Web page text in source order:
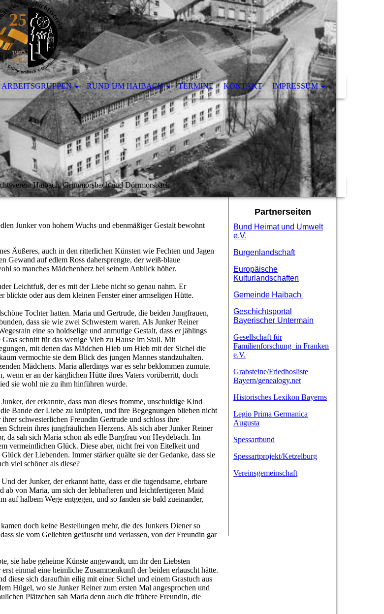
ARBEITSGRUPPEN RUND UM HAIBACH TERMINE KONTAKT IMPRESSUM
Haibach, Grünmorsbach und Dörrmorsbach
Junker von hohem Wuchs und ebenmäßiger Gestalt bewohnt
Äußeres, auch in den ritterlichen Künsten wie Fechten und Jagen
Gewand auf edlem Ross dahersprengte, der weiß-blaue
so manches Mädchenherz bei seinem Anblick höher.
Leichtfuß, der es mit der Liebe nicht so genau nahm. Er
oder aus dem kleinen Fenster einer armseligen Hütte.
Tochter hatten. Maria und Gertrude, die beiden Jungfrauen,
dass sie wie zwei Schwestern waren. Als Junker Reiner
eine so holdselige und anmutige Gestalt, dass er jählings
schnitt für das wenige Vieh zu Hause im Stall. Mit
mit denen das Mädchen Hieb um Hieb mit der Sichel die
vermochte sie dem Blick des jungen Mannes standzuhalten.
Mädchens. Maria allerdings war es sehr beklommen zumute.
wenn er an der kärglichen Hütte ihres Vaters vorüberritt, doch
sie wohl nie zu ihm hinführen wurde.
der erkannte, dass man dieses fromme, unschuldige Kind
Bande der Liebe zu knüpfen, und ihre Begegnungen blieben nicht
schwesterlichen Freundin Gertrude und schloss ihre
Schrein ihres jungfräulichen Herzens. Als sich aber Junker Reiner
da sah sich Maria schon als edle Burgfrau von Heydebach. Im
vermeintlichen Glück. Diese aber, nicht frei von Eitelkeit und
der Liebenden. Immer stärker quälte sie der Gedanke, dass sie
viel schöner als diese?
der Junker, der erkannt hatte, dass er die tugendsame, ehrbare
ab von Maria, um sich der lebhafteren und leichtfertigeren Maid
halbem Wege entgegen, und so fanden sie bald zueinander,
doch keine Bestellungen mehr, die des Junkers Diener so
sie vom Geliebten getäuscht und verlassen, von der Freundin gar
sie habe geheime Künste angewandt, um ihr den Liebsten
einmal eine heimliche Zusammenkunft der beiden erlauscht hätte.
diese sich daraufhin eilig mit einer Sichel und einem Grastuch aus
Hügel, wo sie Junker Reiner zum ersten Mal angesprochen und
Plätzchen sah Maria denn auch die frühere Freundin, die
Partnerseiten
Bund Heimat und Umwelt
e.V.
Burgenlandschaft
Europäische
Kulturlandschaften
Gemeinde Haibach
Geschichtsportal
Bayerischer Untermain
Gesellschaft für
Familienforschung in Franken
e.V.
Grabsteine/Friedhosliste
Bayern/genealogy.net
Historisches Lexikon Bayerns
Legio Prima Germanica
Augusta
Spessartbund
Spessartprojekt/Ketzelburg
Vereinsgemeinschaft